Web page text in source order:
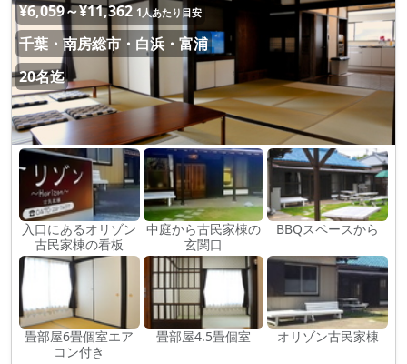
¥6,059～¥11,362 1人あたり目安
千葉・南房総市・白浜・富浦
20名迄
入口にあるオリゾン
古民家棟の看板
中庭から古民家棟の
玄関口
BBQスペースから
畳部屋6畳個室エア
コン付き
畳部屋4.5畳個室 オリゾン古民家棟